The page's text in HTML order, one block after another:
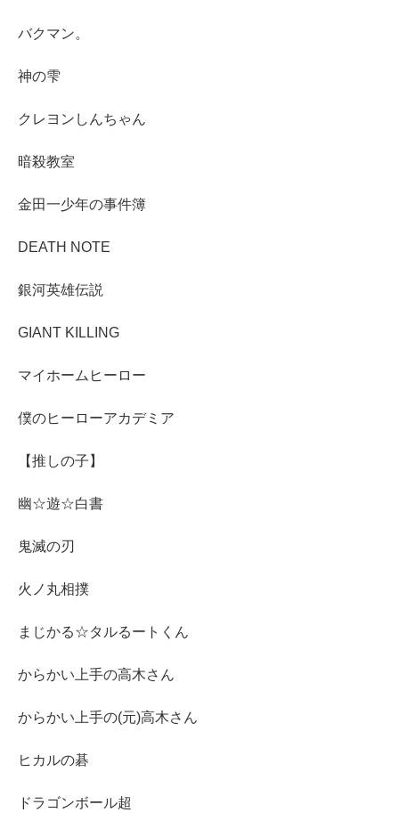
バクマン。
神の雫
クレヨンしんちゃん
暗殺教室
金田一少年の事件簿
DEATH NOTE
銀河英雄伝説
GIANT KILLING
マイホームヒーロー
僕のヒーローアカデミア
【推しの子】
幽☆遊☆白書
鬼滅の刃
火ノ丸相撲
まじかる☆タルるートくん
からかい上手の高木さん
からかい上手の(元)高木さん
ヒカルの碁
ドラゴンボール超